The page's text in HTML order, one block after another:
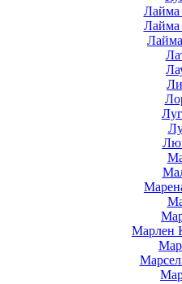
Лайма
Лайма
Марлен